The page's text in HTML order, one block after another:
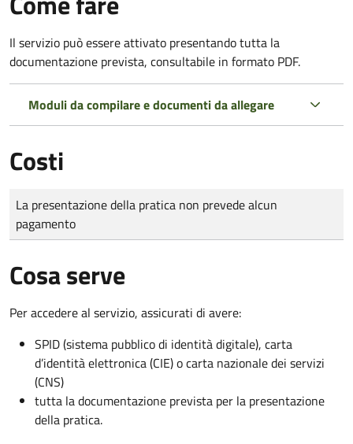
Il servizio può essere attivato presentando tutta la
documentazione prevista, consultabile in formato PDF.
Moduli da compilare e documenti da allegare
Costi
Tipo di pagamento
Importo
La presentazione della pratica non prevede alcun
pagamento
Cosa serve
Per accedere al servizio, assicurati di avere:
SPID (sistema pubblico di identità digitale), carta
d’identità elettronica (CIE) o carta nazionale dei servizi
(CNS)
tutta la documentazione prevista per la presentazione
della pratica.